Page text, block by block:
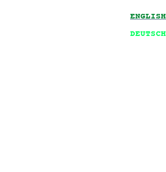
ENGLISH
DEUTSCH